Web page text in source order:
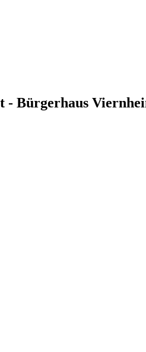
Bürgerhaus